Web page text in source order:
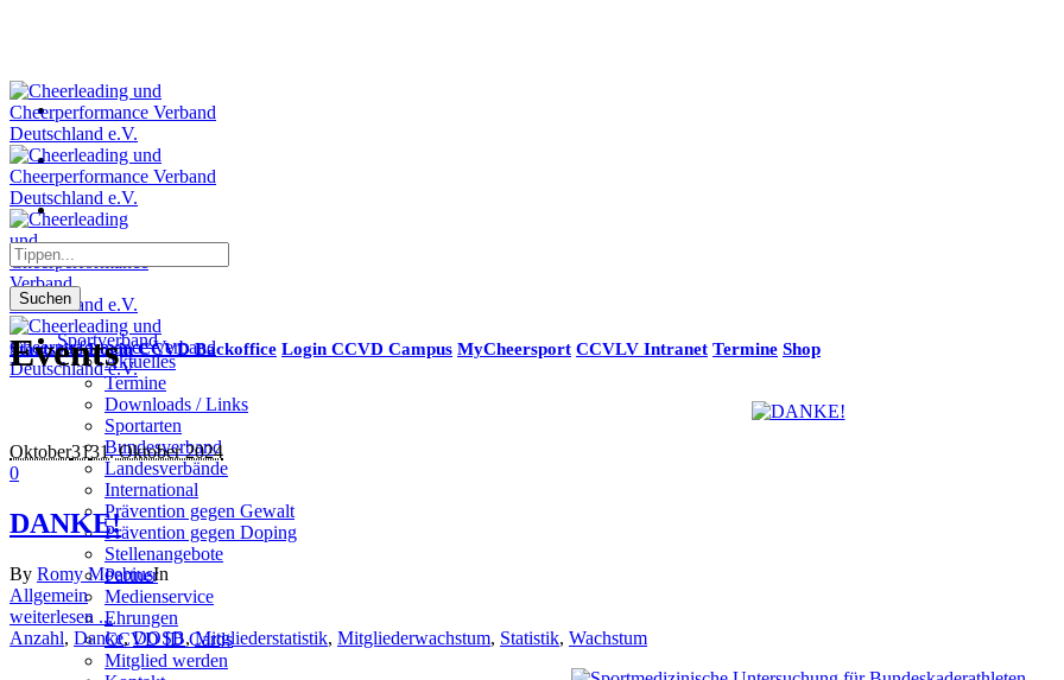
Startseite Login CCVD Backoffice Login CCVD Campus MyCheersport CCVLV Intranet Termine Shop
Suchen
Sportverband
Aktuelles
Termine
Downloads / Links
Sportarten
Bundesverband
Landesverbände
International
Prävention gegen Gewalt
Prävention gegen Doping
Stellenangebote
Partner
Medienservice
Ehrungen
CCVD ID Cards
Mitglied werden
Events
Oktober3131. Oktober 2024
0
DANKE!
By Romy MoebiusIn
Allgemein
weiterlesen ...
Anzahl, Danke,DOSB,Mitgliederstatistik, Mitgliederwachstum, Statistik, Wachstum